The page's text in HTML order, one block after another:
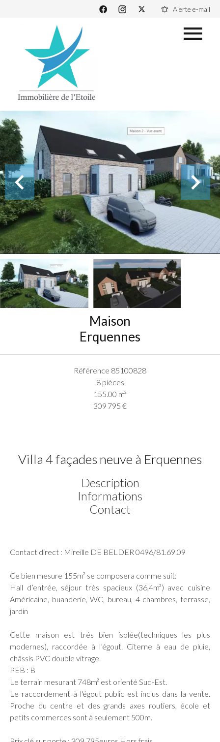
Alerte e-mail
Maison
Erquennes
Référence 85100828
8 pièces
155.00 m²
309 795 €
Villa 4 façades neuve à Erquennes
Description
Informations
Contact
Contact direct : Mireille DE BELDER 0496/81.69.09
Ce bien mesure 155m² se composera comme suit:
Hall d’entrée, séjour très spacieux (36,4m²) avec cuisine
Américaine, buanderie, WC, bureau, 4 chambres, terrasse,
jardin
Cette maison est trés bien isolée(techniques les plus
modernes), raccordée à l’égout. Citerne à eau de pluie,
châssis PVC double vitrage.
PEB : B
Le terrain mesurant 748m² est orienté Sud-Est.
Le raccordement à l'égout public est inclus dans la vente.
Proche du centre et des grands axes routiers, école et
petits commerces sont à seulement 500m.